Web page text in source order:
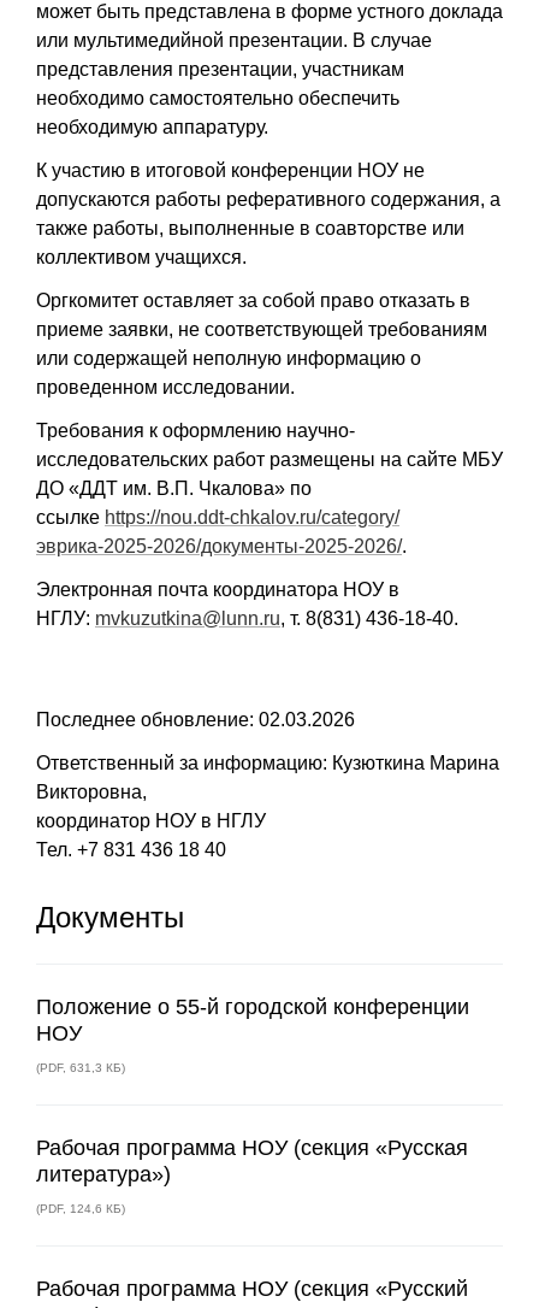
может быть представлена в форме устного доклада
или мультимедийной презентации. В случае
представления презентации, участникам
необходимо самостоятельно обеспечить
необходимую аппаратуру.
К участию в итоговой конференции НОУ не
допускаются работы реферативного содержания, а
также работы, выполненные в соавторстве или
коллективом учащихся.
Оргкомитет оставляет за собой право отказать в
приеме заявки, не соответствующей требованиям
или содержащей неполную информацию о
проведенном исследовании.
Требования к оформлению научно-
исследовательских работ размещены на сайте МБУ
ДО «ДДТ им. В.П. Чкалова» по
ссылке https://nou.ddt-chkalov.ru/category/
эврика-2025-2026/документы-2025-2026/.
Электронная почта координатора НОУ в
НГЛУ: mvkuzutkina@lunn.ru, т. 8(831) 436-18-40.
Последнее обновление: 02.03.2026
Ответственный за информацию: Кузюткина Марина
Викторовна,
координатор НОУ в НГЛУ
Тел. +7 831 436 18 40
Документы
Положение о 55-й городской конференции
НОУ
(PDF, 631,3 КБ)
Рабочая программа НОУ (секция «Русская
литература»)
(PDF, 124,6 КБ)
Рабочая программа НОУ (секция «Русский